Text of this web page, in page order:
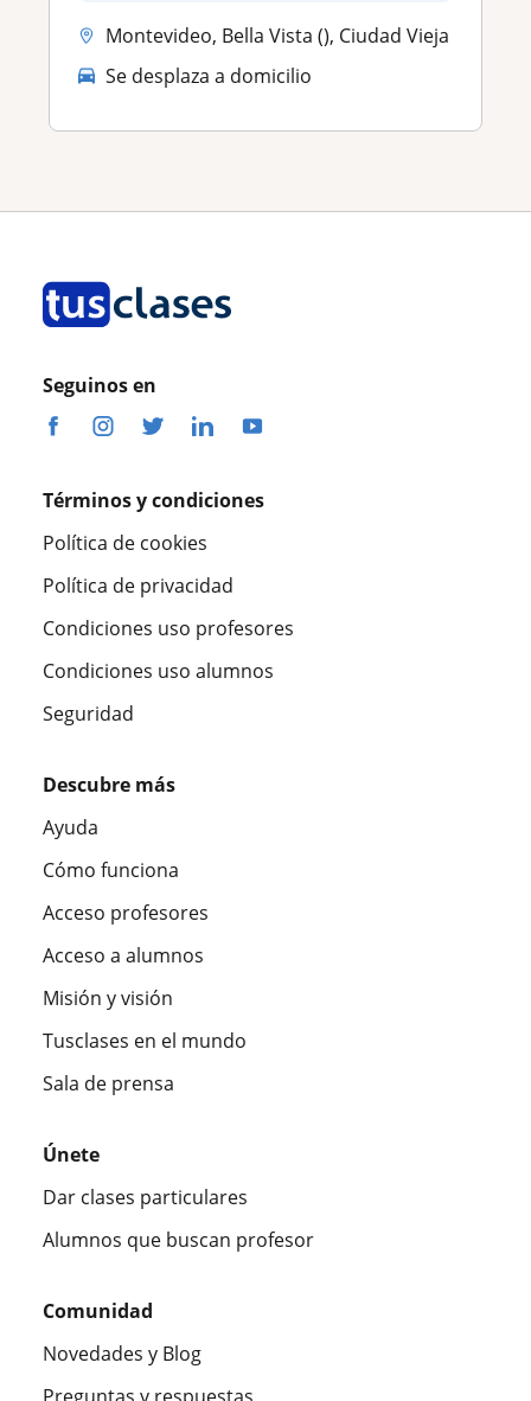
Montevideo, Bella Vista (), Ciudad Vieja
Se desplaza a domicilio
Seguinos en
Términos y condiciones
Política de cookies
Política de privacidad
Condiciones uso profesores
Condiciones uso alumnos
Seguridad
Descubre más
Ayuda
Cómo funciona
Acceso profesores
Acceso a alumnos
Misión y visión
Tusclases en el mundo
Sala de prensa
Únete
Dar clases particulares
Alumnos que buscan profesor
Comunidad
Novedades y Blog